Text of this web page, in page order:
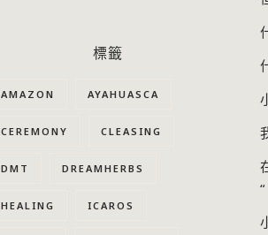
標籤
AMAZON AYAHUASCA
CEREMONY CLEASING
DMT DREAMHERBS
HEALING ICAROS
“